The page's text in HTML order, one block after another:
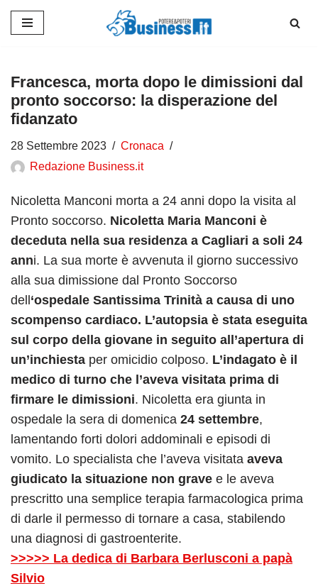
contenuto
Francesca, morta dopo le dimissioni dal
pronto soccorso: la disperazione del
fidanzato
28 Settembre 2023
Cronaca
Redazione Business.it
Nicoletta Manconi morta a 24 anni dopo la visita al
Pronto soccorso. Nicoletta Maria Manconi è
deceduta nella sua residenza a Cagliari a soli 24
anni. La sua morte è avvenuta il giorno successivo
alla sua dimissione dal Pronto Soccorso
dell‘ospedale Santissima Trinità a causa di uno
scompenso cardiaco. L’autopsia è stata eseguita
sul corpo della giovane in seguito all’apertura di
un’inchiesta per omicidio colposo. L’indagato è il
medico di turno che l’aveva visitata prima di
firmare le dimissioni. Nicoletta era giunta in
ospedale la sera di domenica 24 settembre,
lamentando forti dolori addominali e episodi di
vomito. Lo specialista che l’aveva visitata aveva
giudicato la situazione non grave e le aveva
prescritto una semplice terapia farmacologica prima
di darle il permesso di tornare a casa, stabilendo
una diagnosi di gastroenterite.
>>>>> La dedica di Barbara Berlusconi a papà
Silvio